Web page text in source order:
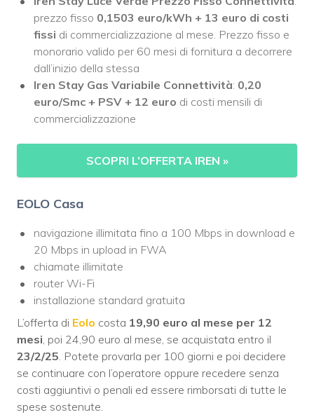
prezzo fisso 0,1503 euro/kWh + 13 euro di costi
fissi di commercializzazione al mese. Prezzo fisso e
monorario valido per 60 mesi di fornitura a decorrere
dall’inizio della stessa
Iren Stay Gas Variabile Connettività: 0,20
euro/Smc + PSV + 12 euro di costi mensili di
commercializzazione
SCOPRI L’OFFERTA IREN »
EOLO Casa
navigazione illimitata fino a 100 Mbps in download e
20 Mbps in upload in FWA
chiamate illimitate
router Wi-Fi
installazione standard gratuita
L’offerta di Eolo costa 19,90 euro al mese per 12
mesi , poi 24,90 euro al mese, se acquistata entro il
23/2/25 . Potete provarla per 100 giorni e poi decidere
se continuare con l’operatore oppure recedere senza
costi aggiuntivi o penali ed essere rimborsati di tutte le
spese sostenute.